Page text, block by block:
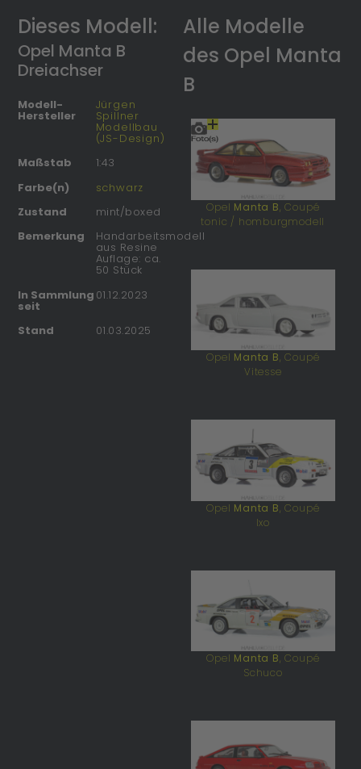
Dieses Modell:
Opel Manta B
Dreiachser
Modell-
Hersteller
Jürgen
Spillner
Modellbau
(JS-Design)
Maßstab
1:43
Farbe(n)
schwarz
Zustand
mint/boxed
Bemerkung
Handarbeitsmodell
aus Resine
Auflage: ca.
50 Stück
In Sammlung
seit
01.12.2023
Stand 01.03.2025
Alle Modelle
des Opel Manta
B
Opel Manta B, Coupé
tonic / homburgmodell
Opel Manta B, Coupé
Vitesse
Opel Manta B, Coupé
Ixo
Opel Manta B, Coupé
Schuco